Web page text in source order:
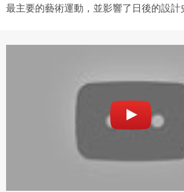
最主要的藝術運動，並影響了日後的設計